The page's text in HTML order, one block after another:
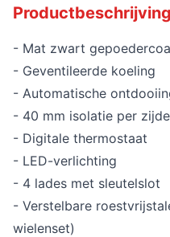
Productbeschrijving
- Mat zwart
- Geventileerde koeling
- Automatische
- 40 mm isolatie per zijde
- Digitale thermostaat
- LED-verlichting
- 4 lades met sleutelslot
- Verstelbare
wielenset)